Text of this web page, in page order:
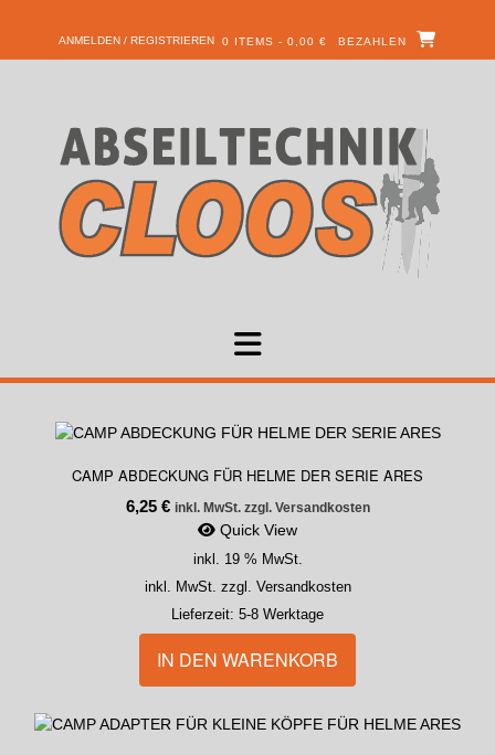
ANMELDEN / REGISTRIEREN 0 ITEMS - 0,00 € BEZAHLEN
CAMP ABDECKUNG FÜR HELME DER SERIE ARES
6,25 € inkl. MwSt. zzgl. Versandkosten
Quick View
inkl. 19 % MwSt.
inkl. MwSt. zzgl. Versandkosten
Lieferzeit: 5-8 Werktage
IN DEN WARENKORB